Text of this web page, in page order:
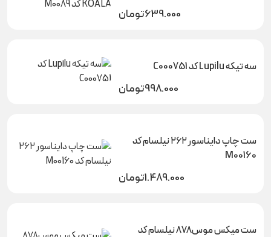
639.000تومان
سه تیکه Lupilu کد C000751
998.000تومان
ست چاپ دایناسور ۲۶۲ نیلسام کد
M00160
1.489.000تومان
ست میکس موس۸۷۸ نیلسام کد